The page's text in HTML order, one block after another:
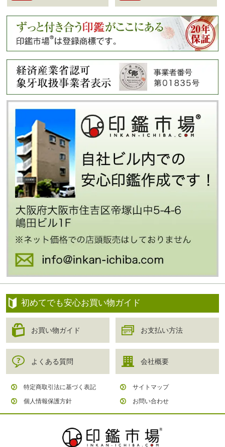
初めてでも安心お買い物ガイド
お買い物ガイド お支払い方法
よくある質問 会社概要
特定商取引法に基づく表記
サイトマップ
個人情報保護方針
お問い合わせ